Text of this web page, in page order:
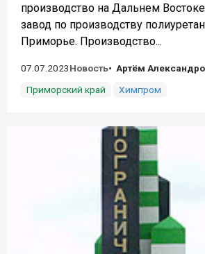
производство на Дальнем
завод по производству
Приморье. Производство...
07.07.2023Новость
Артём
Приморский край
Химпром